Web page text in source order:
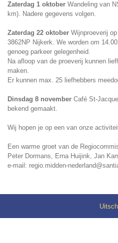
Zaterdag 1 oktober Wandeling van
km). Nadere gegevens volgen.
Zaterdag 22 oktober Wijnproeverij
3862NP Nijkerk. We worden om
genoeg parkeer gelegenheid.
Na afloop van de proeverij kunnen
maken.
Er kunnen max. 25 liefhebbers
Dinsdag 8 november Café St-
bekend gemaakt.
Wij hopen je op een van onze
Een warme groet van de
Peter Dormans, Erna Huijink, Jan
e-mail: regio.midden-